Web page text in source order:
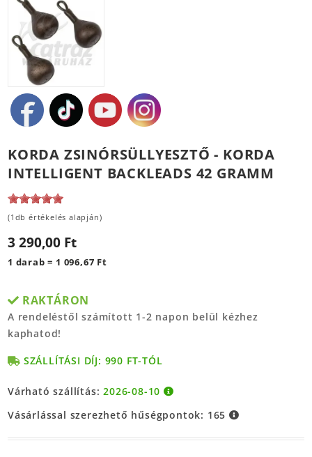
KORDA ZSINÓRSÜLLYESZTŐ - KORDA
INTELLIGENT BACKLEADS 42 GRAMM
(1db értékelés alapján)
3 290,00 Ft
1 darab = 1 096,67 Ft
RAKTÁRON
A rendeléstől számított 1-2 napon belül kézhez
kaphatod!
SZÁLLÍTÁSI DÍJ: 990 FT-TÓL
Várható szállítás:2026-08-10
Vásárlással szerezhető hűségpontok: 165